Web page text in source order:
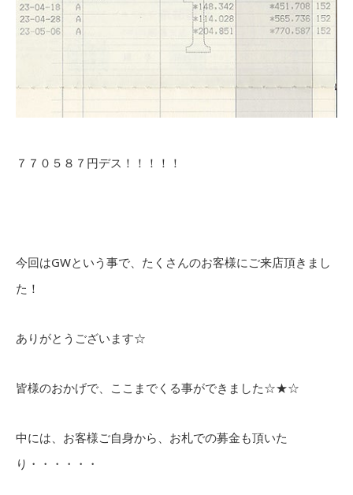
７７０５８７円デス！！！！！
今回はGWという事で、たくさんのお客様にご来店頂きまし
た！
ありがとうございます☆
皆様のおかげで、ここまでくる事ができました☆★☆
中には、お客様ご自身から、お札での募金も頂いた
り・・・・・・